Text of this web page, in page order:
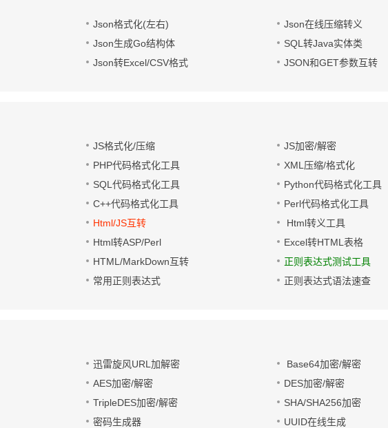
Json格式化(左右)
Json在线压缩转义
Json生成Go结构体
SQL转Java实体类
Json转Excel/CSV格式
JSON和GET参数互转
JS格式化/压缩
JS加密/解密
PHP代码格式化工具
XML压缩/格式化
SQL代码格式化工具
Python代码格式化工具
C++代码格式化工具
Perl代码格式化工具
Html/JS互转
Html转义工具
Html转ASP/Perl
Excel转HTML表格
HTML/MarkDown互转
正则表达式测试工具
常用正则表达式
正则表达式语法速查
迅雷旋风URL加解密
Base64加密/解密
AES加密/解密
DES加密/解密
TripleDES加密/解密
SHA/SHA256加密
密码生成器
UUID在线生成